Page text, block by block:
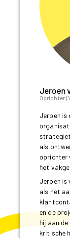
Jeroen
Oprichter |
Jeroen is
als
oprichter
het
Jeroen is
als het
en de
hij aan
kritische